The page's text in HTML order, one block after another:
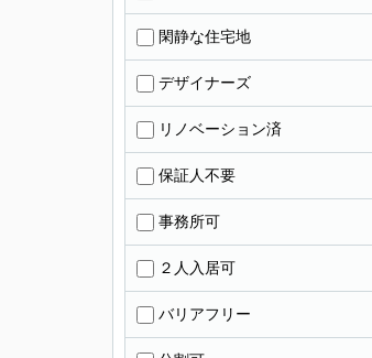
閑静な住宅地
デザイナーズ
リノベーション済
保証人不要
事務所可
２人入居可
バリアフリー